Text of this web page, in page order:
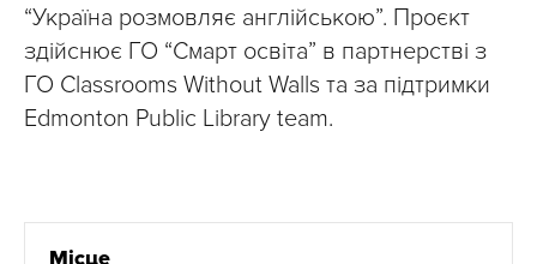
“Україна розмовляє англійською”. Проєкт
здійснює ГО “Смарт освіта” в партнерстві з
ГО Classrooms Without Walls та за підтримки
Edmonton Public Library team.
Місце